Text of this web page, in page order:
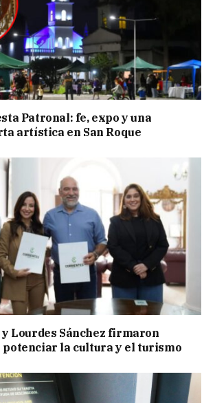
Patronal: fe, expo y una
artística en San Roque
Lourdes Sánchez firmaron
potenciar la cultura y el turismo